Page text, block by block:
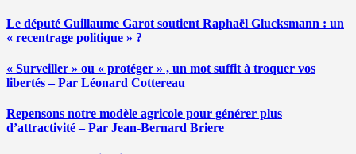
Le député Guillaume Garot soutient Raphaël Glucksmann : un
« recentrage politique » ?
« Surveiller » ou « protéger » , un mot suffit à troquer vos
libertés – Par Léonard Cottereau
Repensons notre modèle agricole pour générer plus
d’attractivité – Par Jean-Bernard Briere